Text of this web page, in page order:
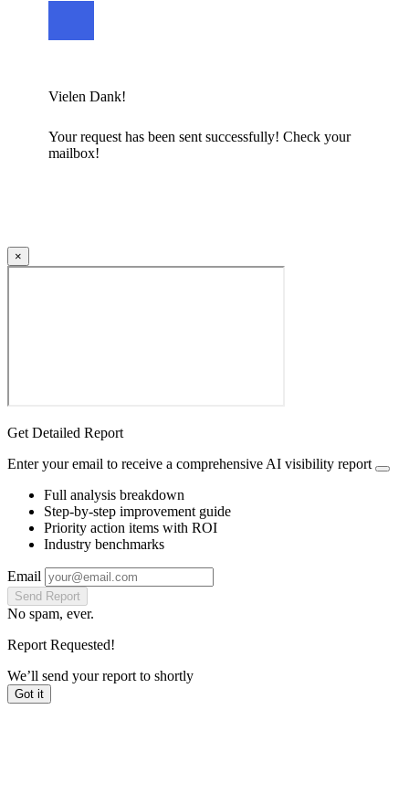
Vielen Dank!
Your request has been sent successfully! Check your
mailbox!
×
Get Detailed Report
Enter your email to receive a comprehensive AI visibility report
Full analysis breakdown
Step-by-step improvement guide
Priority action items with ROI
Industry benchmarks
Email
Send Report
No spam, ever.
Report Requested!
We’ll send your report to shortly
Got it